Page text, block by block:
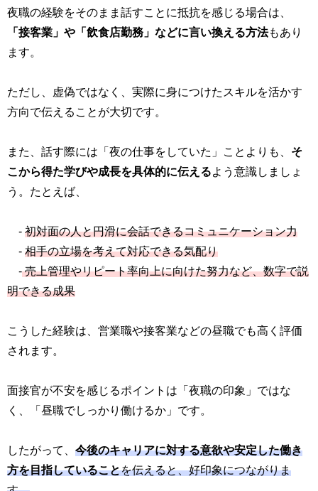
夜職の経験をそのまま話すことに抵抗を感じる場合は、
「接客業」や「飲食店勤務」などに言い換える方法もあり
ます。
ただし、虚偽ではなく、実際に身につけたスキルを活かす
方向で伝えることが大切です。
また、話す際には「夜の仕事をしていた」ことよりも、 そ
こから得た学びや成長を具体的に伝えるよう意識しましょ
う。たとえば、
- 初対面の人と円滑に会話できるコミュニケーション力
- 相手の立場を考えて対応できる気配り
-売上管理やリピート率向上に向けた努力など、数字で説
明できる成果
こうした経験は、営業職や接客業などの昼職でも高く評価
されます。
面接官が不安を感じるポイントは「夜職の印象」ではな
く、「昼職でしっかり働けるか」です。
したがって、 今後のキャリアに対する意欲や安定した働き
方を目指していることを伝えると、好印象につながりま